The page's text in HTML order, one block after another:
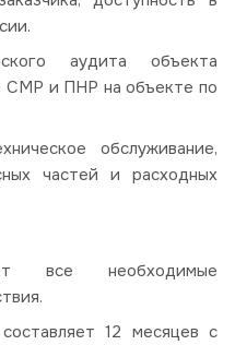
аудита объекта
СМР и ПНР на объекте по
обслуживание,
частей и расходных
все необходимые
12 месяцев с